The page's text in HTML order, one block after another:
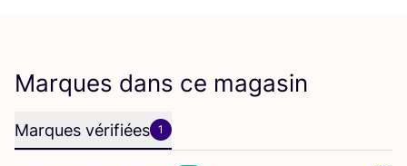
Marques dans ce magasin
Marques vérifiées 1